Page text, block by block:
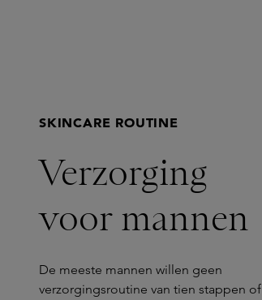
SKINCARE ROUTINE
Verzorging
voor mannen
De meeste mannen willen geen
verzorgingsroutine van tien stappen of